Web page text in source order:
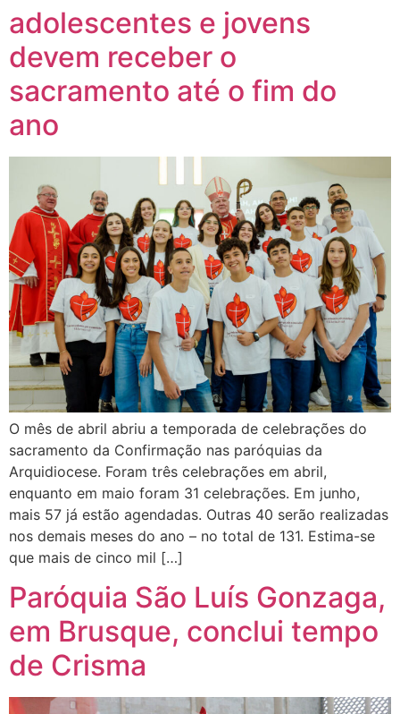
adolescentes e jovens
devem receber o
sacramento até o fim do
ano
O mês de abril abriu a temporada de celebrações do
sacramento da Confirmação nas paróquias da
Arquidiocese. Foram três celebrações em abril,
enquanto em maio foram 31 celebrações. Em junho,
mais 57 já estão agendadas. Outras 40 serão realizadas
nos demais meses do ano – no total de 131. Estima-se
que mais de cinco mil […]
Paróquia São Luís Gonzaga,
em Brusque, conclui tempo
de Crisma